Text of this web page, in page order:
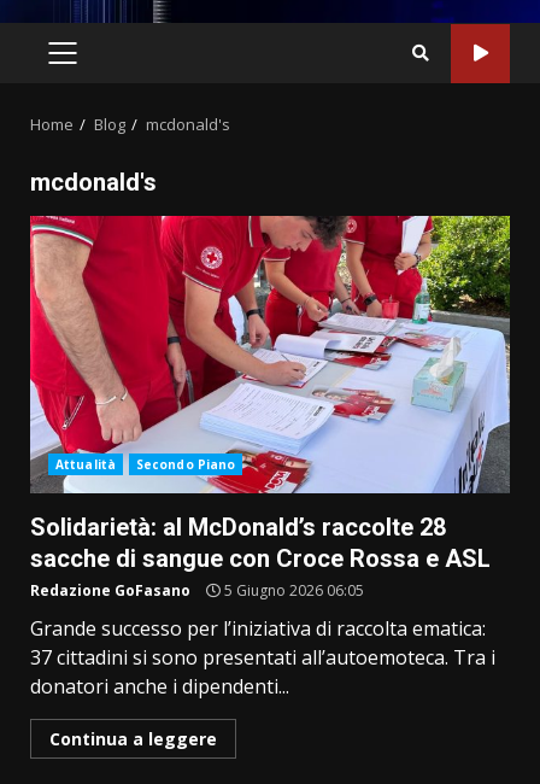
PRIMARY
Home Blog mcdonald's
mcdonald's
Attualità Secondo Piano
Solidarietà: al McDonald’s raccolte 28
sacche di sangue con Croce Rossa e ASL
Redazione GoFasano 5 Giugno 2026 06:05
Grande successo per l’iniziativa di raccolta ematica:
37 cittadini si sono presentati all’autoemoteca. Tra i
donatori anche i dipendenti...
Continua a leggere